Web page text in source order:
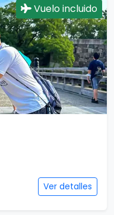
Vuelo incluido
Ver detalles